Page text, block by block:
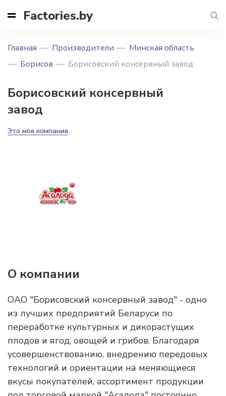
Factories.by
Главная Производители
Минская область
Борисов
Борисовский консервный завод
Борисовский консервный
завод
Это моя компания
О компании
ОАО "Борисовский консервный завод" - одно
из лучших предприятий Беларуси по
переработке культурных и дикорастущих
плодов и ягод, овощей и грибов. Благодаря
усовершенствованию, внедрению передовых
технологий и ориентации на меняющиеся
вкусы покупателей, ассортимент продукции